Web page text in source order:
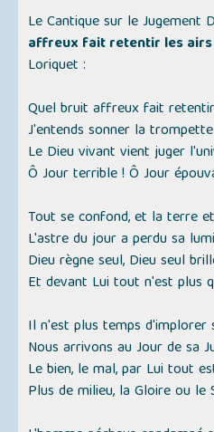
Le Cantique sur le Jugement
affreux fait retentir les
Loriquet :
Quel bruit affreux fait
J'entends sonner la
Le Dieu vivant vient juger
Ô Jour terrible ! Ô Jour
Tout se confond, et la terre
L'astre du jour a perdu sa
Dieu règne seul, Dieu seul
Et devant Lui tout n'est plus
Il n'est plus temps d'implorer
Nous arrivons au Jour de sa
Le bien, le mal, par Lui tout
Plus de milieu, la Gloire ou le